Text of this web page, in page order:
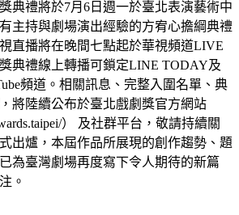
典禮將於7月6日週一於臺北表演藝術中
主持與劇場演出經驗的方宥心擔綱典禮
直播將在晚間七點起於華視頻道LIVE
典禮線上轉播可鎖定LINE TODAY及
頻道。相關訊息、完整入圍名單、典
將陸續公布於臺北戲劇獎官方網站
） 及社群平台，敬請持續關
出爐，本屆作品所展現的創作趨勢、題
為臺灣劇場再度寫下令人期待的新篇
。